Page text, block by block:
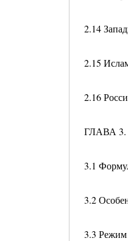
2.14
2.15
2.16
ГЛАВА 3.
3.1
3.2
3.3